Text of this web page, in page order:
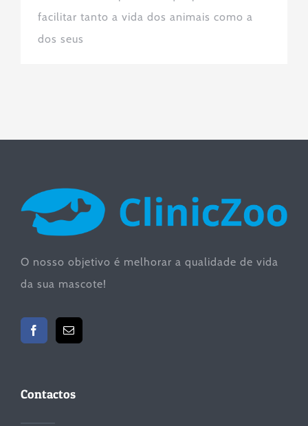
facilitar tanto a vida dos animais como a
dos seus
O nosso objetivo é melhorar a qualidade de vida
da sua mascote!
Contactos